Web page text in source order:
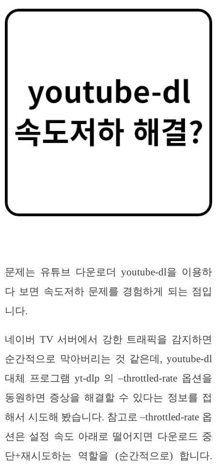
문제는 유튜브 다운로더 youtube-dl을 이용하
다 보면 속도저하 문제를 경험하게 되는 점입
니다.
네이버 TV 서버에서 강한 트래픽을 감지하면
순간적으로 막아버리는 것 같은데, youtube-dl
대체 프로그램 yt-dlp 의 –throttled-rate 옵션을
동원하면 증상을 해결할 수 있다는 정보를 접
해서 시도해 봤습니다. 참고로 –throttled-rate 옵
션은 설정 속도 아래로 떨어지면 다운로드 중
단+재시도하는 역할을 (순간적으로) 합니다.